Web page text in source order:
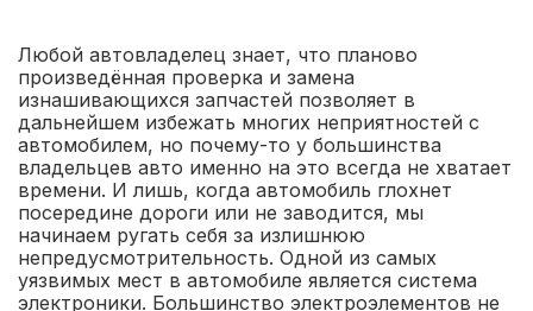
Любой автовладелец знает, что планово
произведённая проверка и замена
изнашивающихся запчастей позволяет в
дальнейшем избежать многих неприятностей с
автомобилем, но почему-то у большинства
владельцев авто именно на это всегда не хватает
времени. И лишь, когда автомобиль глохнет
посередине дороги или не заводится, мы
начинаем ругать себя за излишнюю
непредусмотрительность. Одной из самых
уязвимых мест в автомобиле является система
электроники. Большинство электроэлементов не